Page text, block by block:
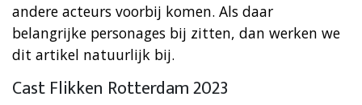
andere acteurs voorbij komen. Als daar
belangrijke personages bij zitten, dan werken we
dit artikel natuurlijk bij.
Cast Flikken Rotterdam 2023